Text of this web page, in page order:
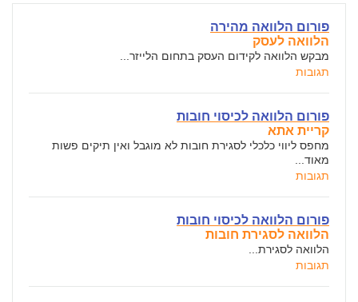
פורום הלוואה מהירה
הלוואה לעסק
מבקש הלוואה לקידום העסק בתחום הלייזר...
תגובות
פורום הלוואה לכיסוי חובות
קריית אתא
מחפס ליווי כלכלי לסגירת חובות לא מוגבל ואין תיקים פשות
מאוד...
תגובות
פורום הלוואה לכיסוי חובות
הלוואה לסגירת חובות
הלוואה לסגירת...
תגובות